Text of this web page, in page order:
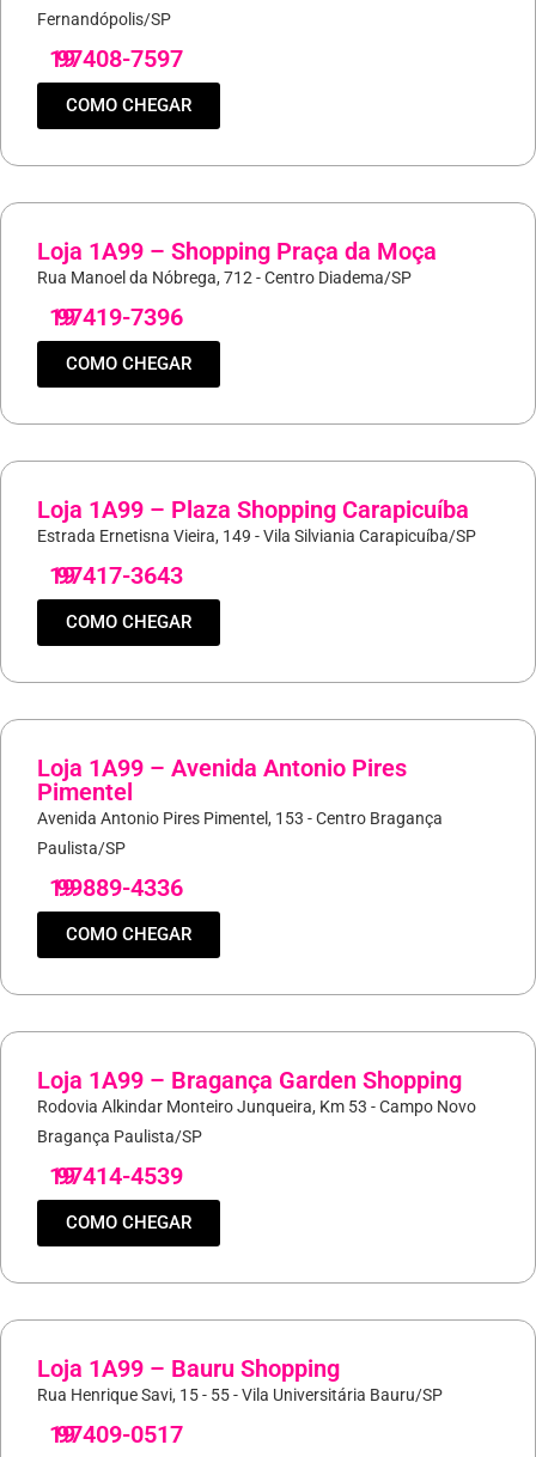
Fernandópolis/SP
19
97408-7597
COMO CHEGAR
Loja 1A99 – Shopping Praça da Moça
Rua Manoel da Nóbrega, 712 - Centro Diadema/SP
19
97419-7396
COMO CHEGAR
Loja 1A99 – Plaza Shopping Carapicuíba
Estrada Ernetisna Vieira, 149 - Vila Silviania Carapicuíba/SP
19
97417-3643
COMO CHEGAR
Loja 1A99 – Avenida Antonio Pires
Pimentel
Avenida Antonio Pires Pimentel, 153 - Centro Bragança
Paulista/SP
19
99889-4336
COMO CHEGAR
Loja 1A99 – Bragança Garden Shopping
Rodovia Alkindar Monteiro Junqueira, Km 53 - Campo Novo
Bragança Paulista/SP
19
97414-4539
COMO CHEGAR
Loja 1A99 – Bauru Shopping
Rua Henrique Savi, 15 - 55 - Vila Universitária Bauru/SP
19
97409-0517